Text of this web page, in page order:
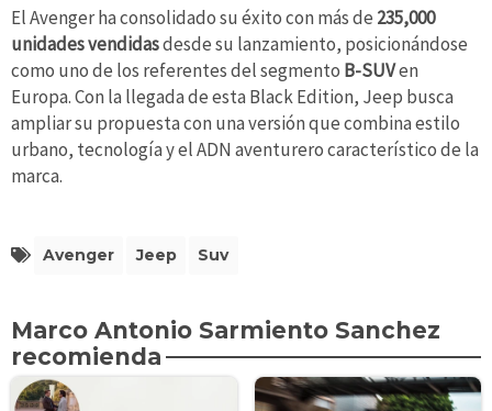
El Avenger ha consolidado su éxito con más de 235,000
unidades vendidasdesde su lanzamiento, posicionándose
como uno de los referentes del segmento B-SUVen
Europa. Con la llegada de esta Black Edition, Jeep busca
ampliar su propuesta con una versión que combina estilo
urbano, tecnología y el ADN aventurero característico de la
marca.
Avenger Jeep Suv
Marco Antonio Sarmiento Sanchez
recomienda